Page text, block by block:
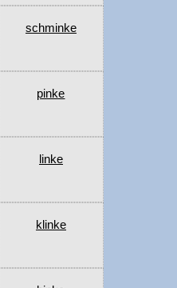
schminke
pinke
linke
klinke